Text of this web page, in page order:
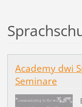
Academy dwi
Seminare